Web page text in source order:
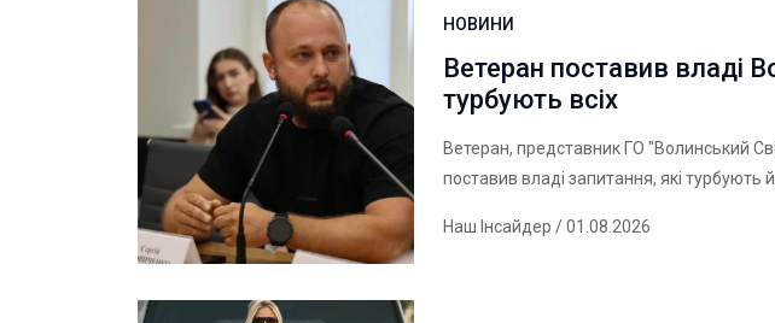
НОВИНИ
Ветеран поставив владі
турбують всіх
Ветеран, представник ГО "Волинський
поставив владі запитання, які турбують
Наш Інсайдер / 01.08.2026